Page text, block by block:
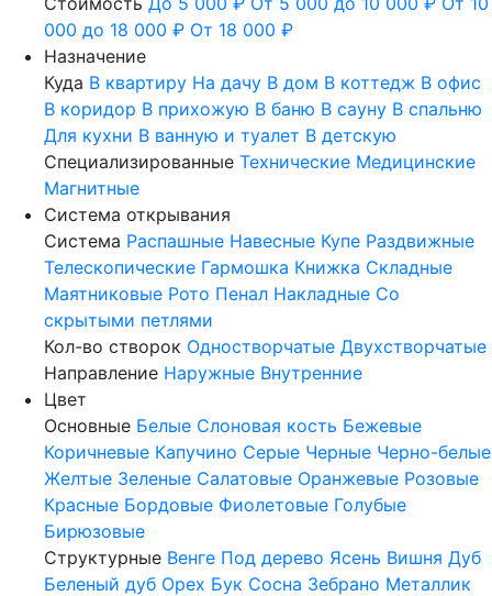
000 до 18 000 ₽ От 18 000 ₽
Назначение
Куда В квартиру На дачу В дом В коттедж В офис
В коридор В прихожую В баню В сауну В спальню
Для кухни В ванную и туалет В детскую
Специализированные Технические Медицинские
Магнитные
Система открывания
Система Распашные Навесные Купе Раздвижные
Телескопические Гармошка Книжка Складные
Маятниковые Рото Пенал Накладные Со
скрытыми петлями
Кол-во створок Одностворчатые Двухстворчатые
Направление Наружные Внутренние
Цвет
Основные Белые Слоновая кость Бежевые
Коричневые Капучино Серые Черные Черно-белые
Желтые Зеленые Салатовые Оранжевые Розовые
Красные Бордовые Фиолетовые Голубые
Бирюзовые
Структурные Венге Под дерево Ясень Вишня Дуб
Беленый дуб Орех Бук Сосна Зебрано Металлик